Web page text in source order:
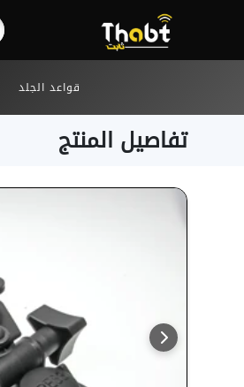
قواعد الجلد
تفاصيل المنتج